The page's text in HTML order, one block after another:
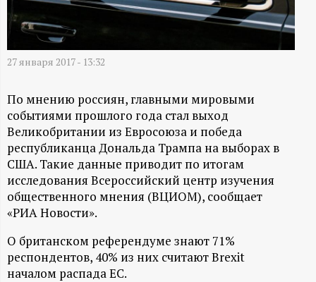
Й
Д
Н
-
и
н
ф
27 января 2017 - 13:32
По мнению россиян, главными мировыми
событиями прошлого года стал выход
Великобритании из Евросоюза и победа
республиканца Дональда Трампа на выборах в
США. Такие данные приводит по итогам
исследования Всероссийский центр изучения
общественного мнения (ВЦИОМ), сообщает
«РИА Новости».
О британском референдуме знают 71%
респондентов, 40% из них считают Brexit
началом распада ЕС.